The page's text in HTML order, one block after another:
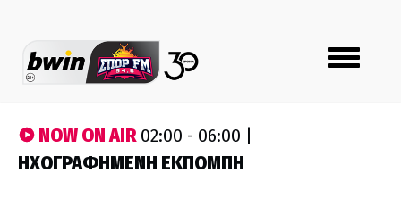
Toggle
navigation
NOW ON AIR02:00 - 06:00 |
ΗΧΟΓΡΑΦΗΜΕΝΗ ΕΚΠΟΜΠΗ